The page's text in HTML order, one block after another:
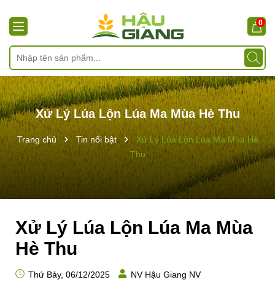
0
Xử Lý Lúa Lộn Lúa Ma Mùa Hè Thu
Trang chủ Tin nổi bật
Xử Lý Lúa Lộn Lúa Ma Mùa Hè
Thu
Xử Lý Lúa Lộn Lúa Ma Mùa
Hè Thu
Thứ Bảy, 06/12/2025
NV Hậu Giang NV